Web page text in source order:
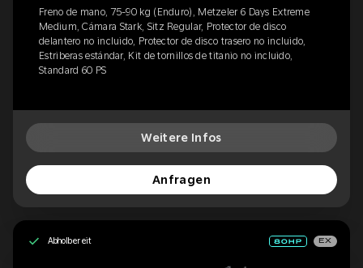
Freno de mano, 75-90 kg (Enduro), Metzeler 6 Days Extreme
Medium, Cámara Stark, Sitz Regular, Protector de disco
delantero no incluido, Protector de disco trasero no incluido,
Estriberas estándar, Kit de tornillos de titanio no incluido,
Standard 60 PS
Weitere Infos
Anfragen
Abholbereit EX